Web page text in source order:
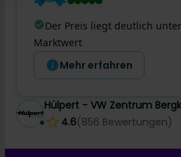
Der Preis liegt deutlich
Marktwert
Mehr erfahren
Hülpert - VW Zentrum
4.6(856 Bewertungen)